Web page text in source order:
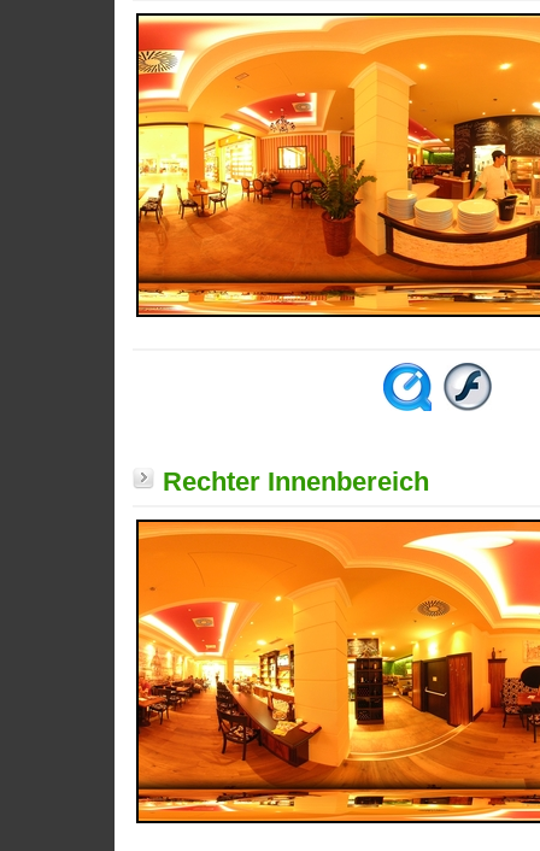
Rechter Innenbereich